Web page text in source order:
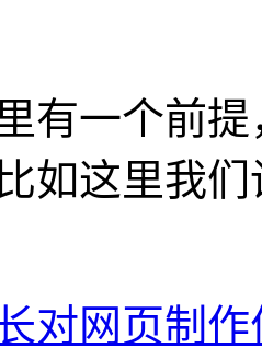
一个前提
如这里我
对网页制